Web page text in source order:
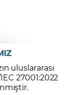
uluslararası
27001:2022